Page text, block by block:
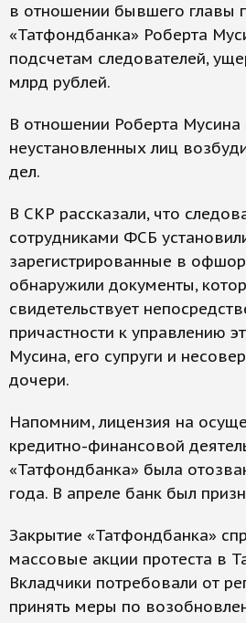
в отношении бывшего главы
«Татфондбанка» Роберта
подсчетам следователей,
млрд рублей.
В отношении Роберта Мусина
неустановленных лиц
дел.
В СКР рассказали, что
сотрудниками ФСБ
зарегистрированные в
обнаружили документы,
свидетельствует
причастности к управлению
Мусина, его супруги и
дочери.
Напомним, лицензия на
кредитно-финансовой
«Татфондбанка» была
года. В апреле банк был
Закрытие «Татфондбанка»
массовые акции протеста в
Вкладчики потребовали от
принять меры по